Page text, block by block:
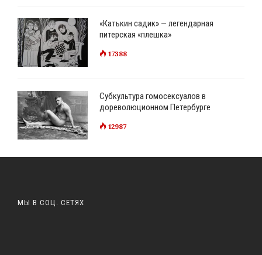
«Катькин садик» — легендарная
питерская «плешка»
17388
Субкультура гомосексуалов в
дореволюционном Петербурге
12987
МЫ В СОЦ. СЕТЯХ